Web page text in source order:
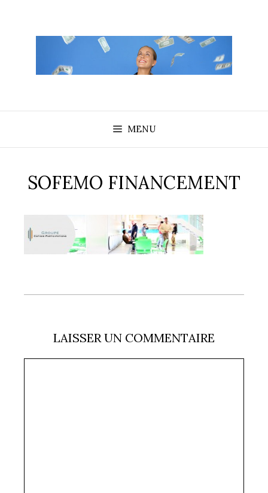
contenu
MENU
SOFEMO FINANCEMENT
LAISSER UN COMMENTAIRE